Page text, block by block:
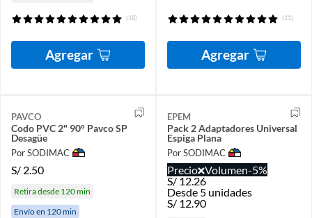
(18)
Agregar
(11)
Agregar
PAVCO
Codo PVC 2" 90° Pavco SP
Desagüe
Por SODIMAC
S/ 2.50
Retira desde 120 min
Envío en 120 min
EPEM
Pack 2 Adaptadores Universal
Espiga Plana
Por SODIMAC
Precio Volumen-5%
S/ 12.26
Desde 5 unidades
S/ 12.90